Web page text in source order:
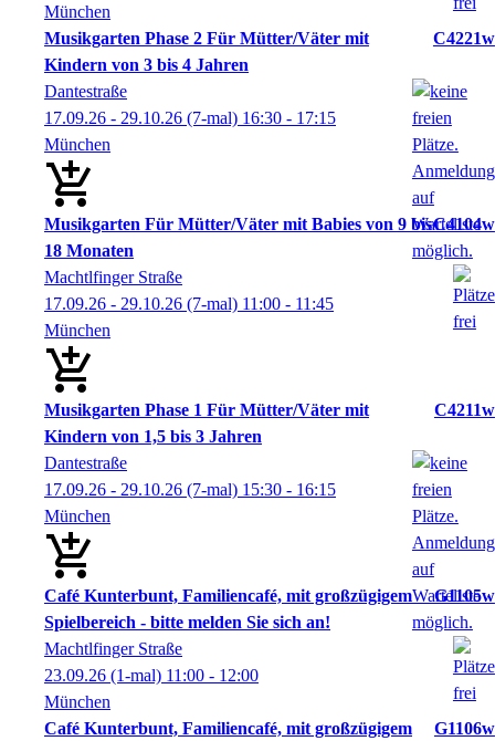
München
Musikgarten Phase 2 Für Mütter/Väter mit
Kindern von 3 bis 4 Jahren
C4221w
Dantestraße
17.09.26 - 29.10.26 (7-mal) 16:30 - 17:15
München
Musikgarten Für Mütter/Väter mit Babies von 9 bis
18 Monaten
C4104w
Machtlfinger Straße
17.09.26 - 29.10.26 (7-mal) 11:00 - 11:45
München
Musikgarten Phase 1 Für Mütter/Väter mit
Kindern von 1,5 bis 3 Jahren
C4211w
Dantestraße
17.09.26 - 29.10.26 (7-mal) 15:30 - 16:15
München
Café Kunterbunt, Familiencafé, mit großzügigem
Spielbereich - bitte melden Sie sich an!
G1105w
Machtlfinger Straße
23.09.26 (1-mal) 11:00 - 12:00
München
Café Kunterbunt, Familiencafé, mit großzügigem
G1106w